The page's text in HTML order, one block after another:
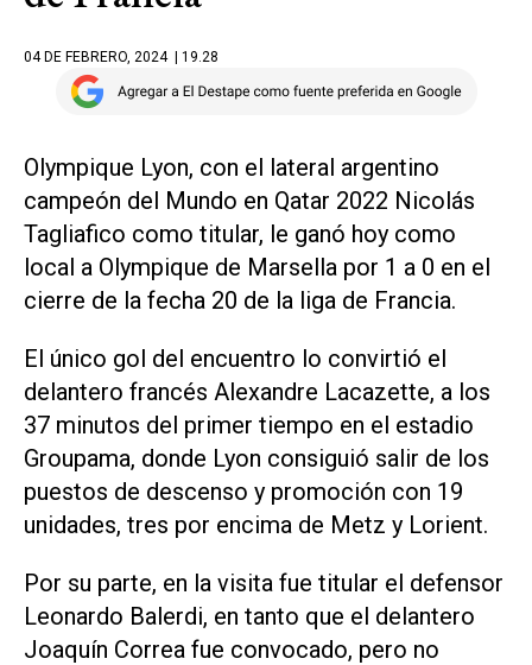
04 DE FEBRERO, 2024 | 19.28
Olympique Lyon, con el lateral argentino
campeón del Mundo en Qatar 2022 Nicolás
Tagliafico como titular, le ganó hoy como
local a Olympique de Marsella por 1 a 0 en el
cierre de la fecha 20 de la liga de Francia.
El único gol del encuentro lo convirtió el
delantero francés Alexandre Lacazette, a los
37 minutos del primer tiempo en el estadio
Groupama, donde Lyon consiguió salir de los
puestos de descenso y promoción con 19
unidades, tres por encima de Metz y Lorient.
Por su parte, en la visita fue titular el defensor
Leonardo Balerdi, en tanto que el delantero
Joaquín Correa fue convocado, pero no